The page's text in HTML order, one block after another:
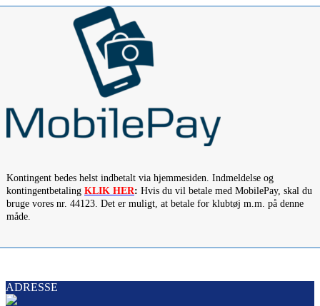
Kontingent bedes helst indbetalt via hjemmesiden. Indmeldelse og
kontingentbetaling KLIK HER: Hvis du vil betale med MobilePay, skal du
bruge vores nr. 44123. Det er muligt, at betale for klubtøj m.m. på denne
måde.
ADRESSE